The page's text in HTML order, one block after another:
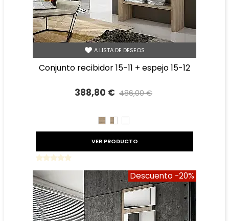
A LISTA DE DESEOS
conjunto recibidor 15-11 + espejo 15-12
388,80 € 486,00 €
CAMBRIAN
CAMBRIAN/BLANCO
BLANCO
VER PRODUCTO
Descuento -20%